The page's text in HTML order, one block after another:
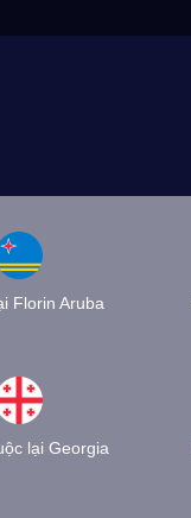
Florin Aruba
lại Georgia